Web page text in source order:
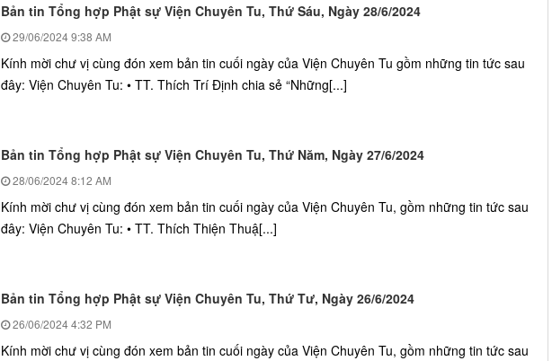
Bản tin Tổng hợp Phật sự Viện Chuyên Tu, Thứ Sáu, Ngày 28/6/2024
29/06/20249:38 AM
Kính mời chư vị cùng đón xem bản tin cuối ngày của Viện Chuyên Tu gồm những tin tức sau
đây: Viện Chuyên Tu: • TT. Thích Trí Định chia sẻ “Những[...]
Bản tin Tổng hợp Phật sự Viện Chuyên Tu, Thứ Năm, Ngày 27/6/2024
28/06/20248:12 AM
Kính mời chư vị cùng đón xem bản tin cuối ngày của Viện Chuyên Tu, gồm những tin tức sau
đây: Viện Chuyên Tu: • TT. Thích Thiện Thuậ[...]
Bản tin Tổng hợp Phật sự Viện Chuyên Tu, Thứ Tư, Ngày 26/6/2024
26/06/20244:32 PM
Kính mời chư vị cùng đón xem bản tin cuối ngày của Viện Chuyên Tu, gồm những tin tức sau